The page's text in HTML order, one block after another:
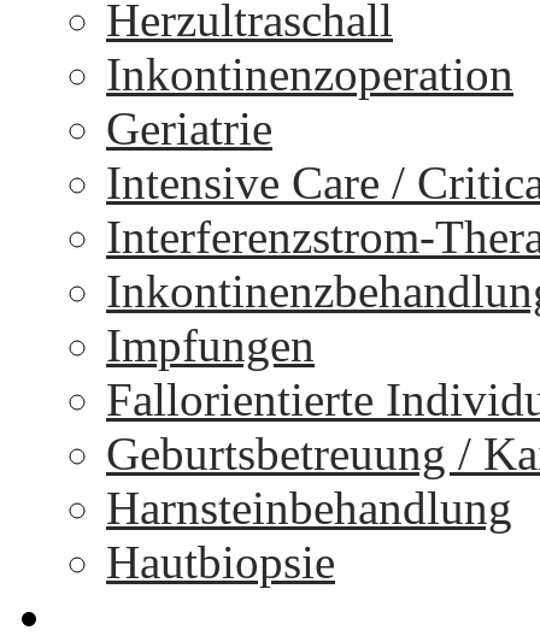
Herzultraschall
Inkontinenzoperation
Geriatrie
Intensive Care /
Interferenzstrom-
Impfungen
Fallorientierte
Geburtsbetreuung /
Harnsteinbehandlung
Hautbiopsie